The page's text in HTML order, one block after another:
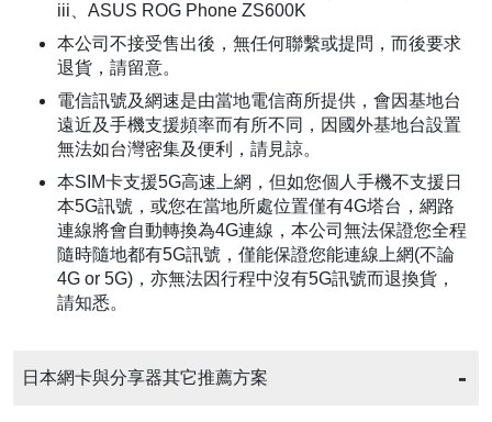
iii、ASUS ROG Phone ZS600K
本公司不接受售出後，無任何聯繫或提問，而後要求
退貨，請留意。
電信訊號及網速是由當地電信商所提供，會因基地台
遠近及手機支援頻率而有所不同，因國外基地台設置
無法如台灣密集及便利，請見諒。
本SIM卡支援5G高速上網，但如您個人手機不支援日
本5G訊號，或您在當地所處位置僅有4G塔台，網路
連線將會自動轉換為4G連線，本公司無法保證您全程
隨時隨地都有5G訊號，僅能保證您能連線上網(不論
4G or 5G)，亦無法因行程中沒有5G訊號而退換貨，
請知悉。
日本網卡與分享器其它推薦方案